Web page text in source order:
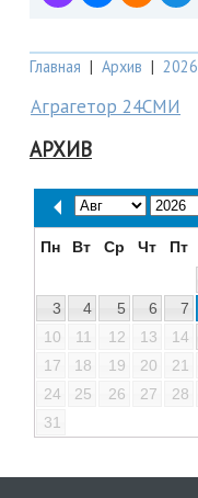
Главная | Архив | 2026
Аграгетор 24СМИ
АРХИВ
Пн Вт Ср Чт Пт
3
4 5 6 7
10
11 12 13 14
17
18 19 20 21
24
25 26 27 28
31